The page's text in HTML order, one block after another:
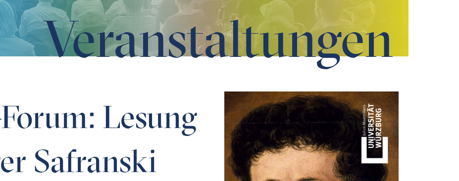
Veranstaltungen
Lesung
Safranski